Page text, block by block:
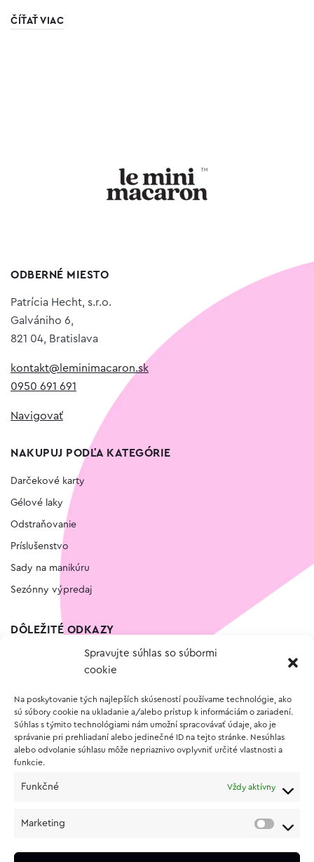
Spravujte súhlas so súbormi
cookie
Na poskytovanie tých najlepších skúseností používame technológie, ako
sú súbory cookie na ukladanie a/alebo prístup k informáciám o zariadení.
Súhlas s týmito technológiami nám umožní spracovávať údaje, ako je
správanie pri prehliadaní alebo jedinečné ID na tejto stránke. Nesúhlas
alebo odvolanie súhlasu môže nepriaznivo ovplyvniť určité vlastnosti a
funkcie.
Funkčné Vždy aktívny
Marketing
ČÍŤAŤ VIAC
ODBERNÉ MIESTO
Patrícia Hecht, s.r.o.
Galvániho 6,
821 04, Bratislava
kontakt@leminimacaron.sk
0950 691 691
Navigovať
NAKUPUJ PODĽA KATEGÓRIE
Darčekové karty
Gélové laky
Odstraňovanie
Príslušenstvo
Sady na manikúru
Sezónny výpredaj
DÔLEŽITÉ ODKAZY
Vernostný program
O NÁKUPE
Vrátenie a reklamácia tovaru